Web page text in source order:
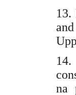
13.
na